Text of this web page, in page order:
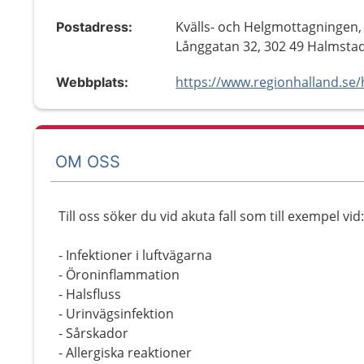
Postadress:
Kvälls- och Helgmottagningen,
Långgatan 32, 302 49
Webbplats:
OM OSS
Till oss söker du vid akuta fall som till exempel vid:
- Infektioner i luftvägarna
- Öroninflammation
- Halsfluss
- Urinvägsinfektion
- Sårskador
- Allergiska reaktioner